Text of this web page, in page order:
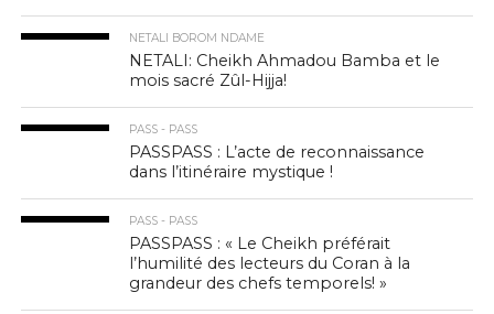
NETALI BOROM NDAME
NETALI: Cheikh Ahmadou Bamba et le
mois sacré Zûl-Hijja!
PASS - PASS
PASSPASS : L’acte de reconnaissance
dans l’itinéraire mystique !
PASS - PASS
PASSPASS : « Le Cheikh préférait
l’humilité des lecteurs du Coran à la
grandeur des chefs temporels! »